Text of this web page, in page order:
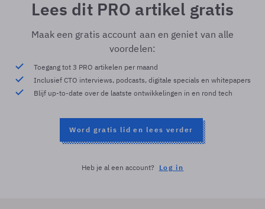
Lees dit PRO artikel gratis
Maak een gratis account aan en geniet van alle
voordelen:
Toegang tot 3 PRO artikelen per maand
Inclusief CTO interviews, podcasts, digitale specials en whitepapers
Blijf up-to-date over de laatste ontwikkelingen in en rond tech
Word gratis lid en lees verder
Heb je al een account? Log in